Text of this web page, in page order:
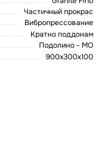
Частичный прокрас
Вибропрессование
Кратно поддонам
Подолино - МО
900x300x100